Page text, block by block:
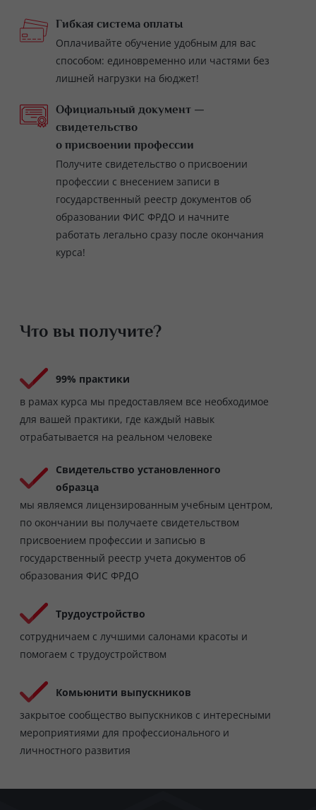
Гибкая система оплаты
Оплачивайте обучение удобным для вас
способом: единовременно или частями без
лишней нагрузки на бюджет!
Официальный документ —
свидетельство
о присвоении профессии
Получите свидетельство о присвоении
профессии с внесением записи в
государственный реестр документов об
образовании ФИС ФРДО и начните
работать легально сразу после окончания
курса!
Что вы получите?
99% практики
в рамах курса мы предоставляем все необходимое
для вашей практики, где каждый навык
отрабатывается на реальном человеке
Свидетельство установленного
образца
мы являемся лицензированным учебным центром,
по окончании вы получаете свидетельством
присвоением профессии и записью в
государственный реестр учета документов об
образования ФИС ФРДО
Трудоустройство
сотрудничаем с лучшими салонами красоты и
помогаем с трудоустройством
Комьюнити выпускников
закрытое сообщество выпускников с интересными
мероприятиями для профессионального и
личностного развития